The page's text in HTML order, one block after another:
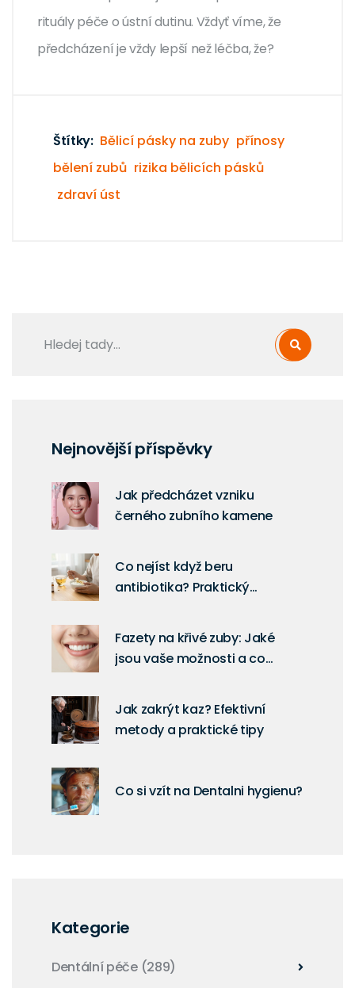
rituály péče o ústní dutinu. Vždyť víme, že
předcházení je vždy lepší než léčba, že?
Štítky: Bělicí pásky na zuby přínosy
bělení zubů rizika bělicích pásků
zdraví úst
Nejnovější příspěvky
Jak předcházet vzniku
černého zubního kamene
Co nejíst když beru
antibiotika? Praktický
ošetření kořenových kanálků
Fazety na křivé zuby: Jaké
jsou vaše možnosti a co
Jak zakrýt kaz? Efektivní
metody a praktické tipy
Co si vzít na Dentalni hygienu?
Kategorie
Dentální péče (289)